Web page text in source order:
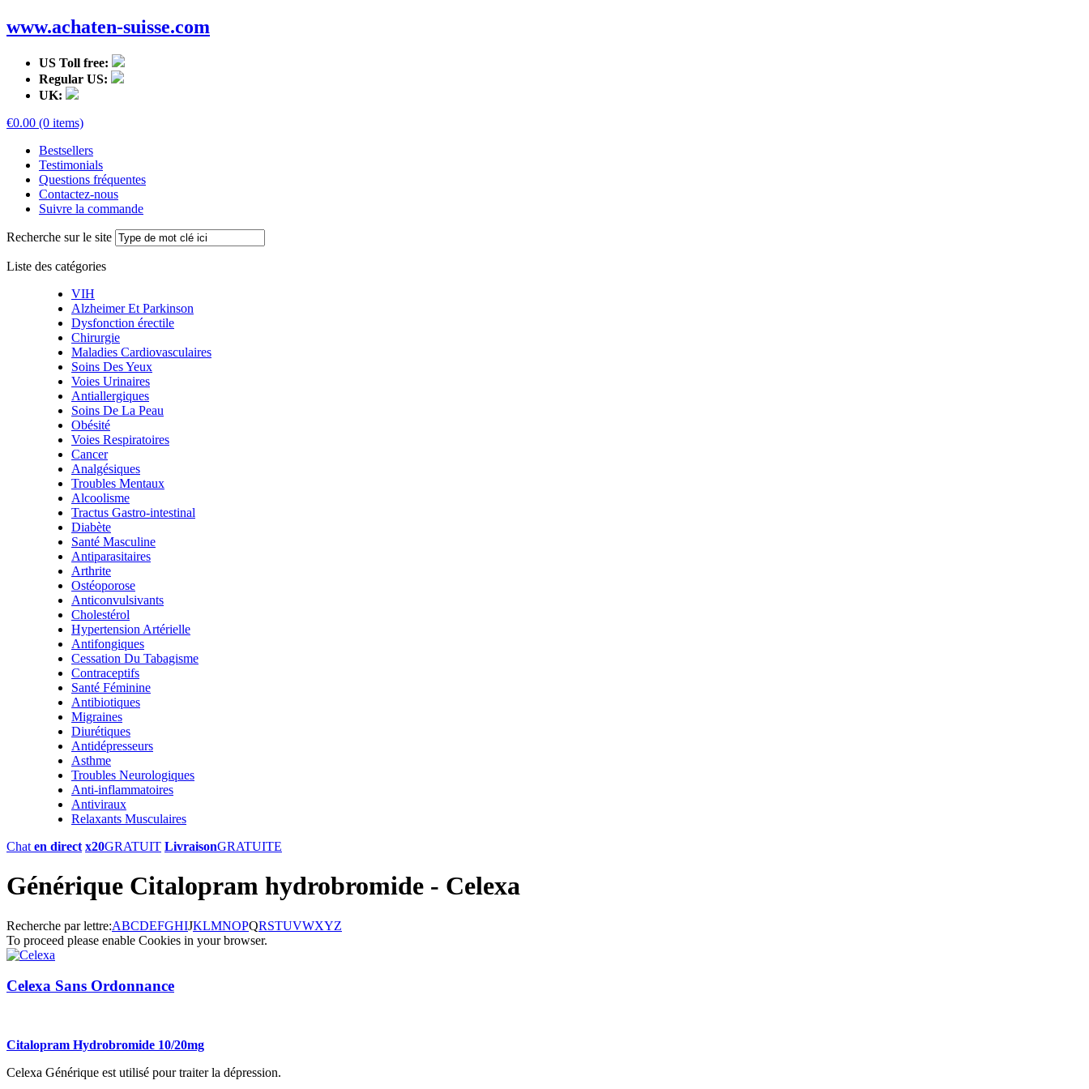
www.achaten-suisse.com
US Toll free:
Regular US:
UK:
€0.00 (0 items)
Bestsellers
Testimonials
Questions fréquentes
Contactez-nous
Suivre la commande
Recherche sur le site
Liste des catégories
VIH
Alzheimer Et Parkinson
Dysfonction érectile
Chirurgie
Maladies Cardiovasculaires
Soins Des Yeux
Voies Urinaires
Antiallergiques
Soins De La Peau
Obésité
Voies Respiratoires
Cancer
Analgésiques
Troubles Mentaux
Alcoolisme
Tractus Gastro-intestinal
Diabète
Santé Masculine
Antiparasitaires
Arthrite
Ostéoporose
Anticonvulsivants
Cholestérol
Hypertension Artérielle
Antifongiques
Cessation Du Tabagisme
Contraceptifs
Santé Féminine
Antibiotiques
Migraines
Diurétiques
Antidépresseurs
Asthme
Troubles Neurologiques
Anti-inflammatoires
Antiviraux
Relaxants Musculaires
Chat en direct x20GRATUIT LivraisonGRATUITE
Générique Citalopram hydrobromide - Celexa
Recherche par lettre:ABCDEFGHIJKLMNOPQRSTUVWXYZ
To proceed please enable Cookies in your browser.
Celexa Sans Ordonnance
Citalopram Hydrobromide 10/20mg
Celexa Générique est utilisé pour traiter la dépression.